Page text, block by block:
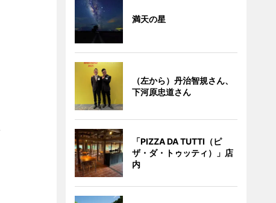
満天の星
（左から）丹治智規さん、
下河原忠道さん
「PIZZA DA TUTTI（ピ
ザ・ダ・トゥッティ）」店
内